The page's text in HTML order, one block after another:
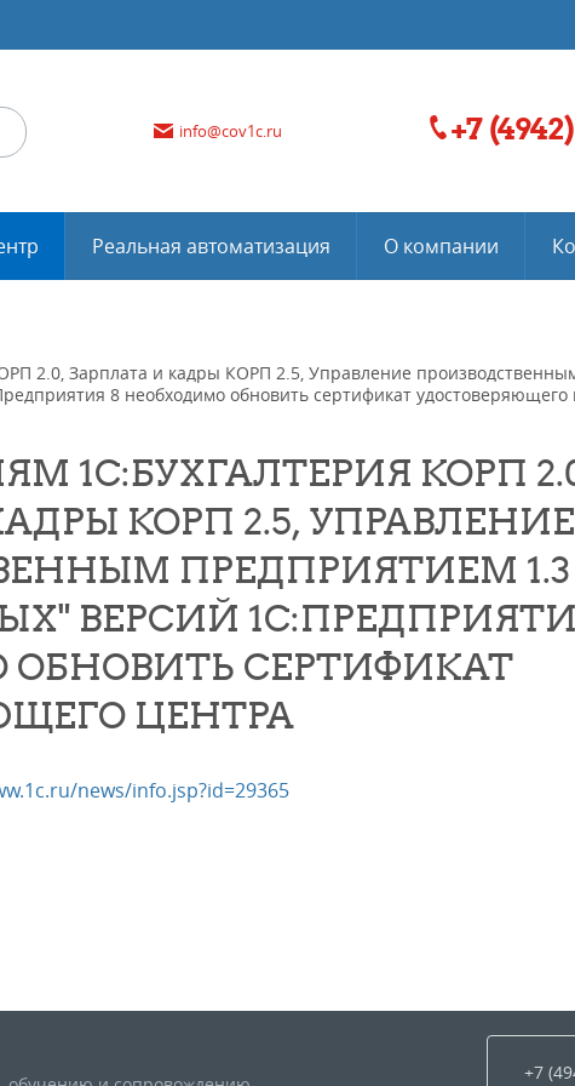
info@cov1c.ru +7
Реальная автоматизация О компании
2.0, Зарплата и кадры КОРП 2.5, Управление
8 необходимо обновить сертификат удостоверяющего
1С:БУХГАЛТЕРИЯ КОРП
КОРП 2.5, УПРАВЛЕНИЕ
ПРЕДПРИЯТИЕМ
ВЕРСИЙ
СЕРТИФИКАТ
ЦЕНТРА
news/info.jsp?id=29365
+7